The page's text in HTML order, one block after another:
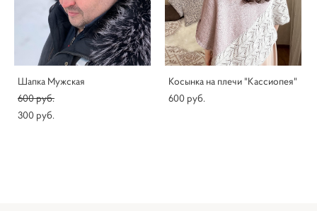
Шапка Мужская
600 pуб.
300 pуб.
Косынка на плечи "Кассиопея"
600 pуб.